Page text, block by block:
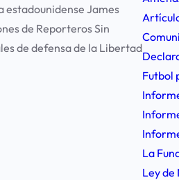
estadounidense James
de Reporteros Sin
de defensa de la Libertad
Futbol
La
Ley de